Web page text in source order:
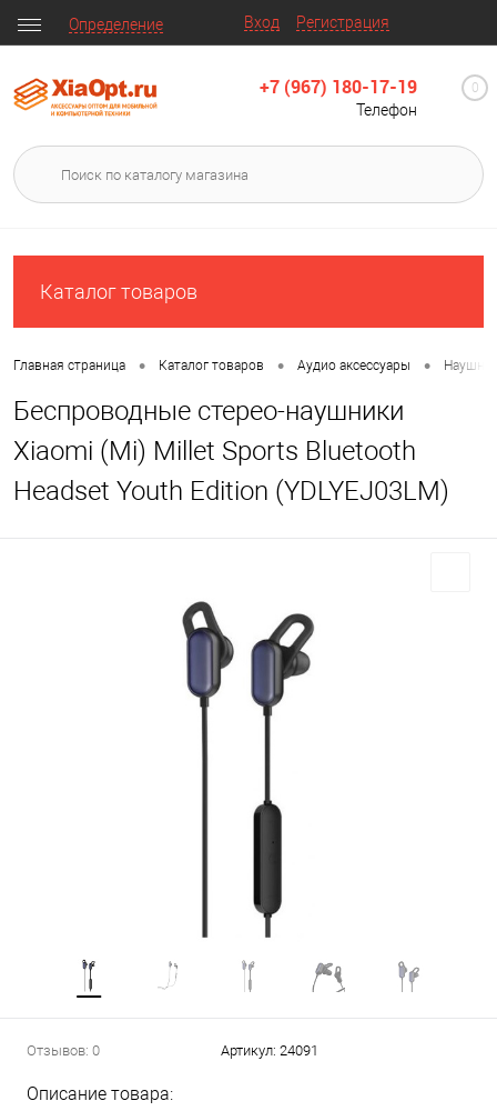
Вход Регистрация
Определение
+7 (967) 180-17-19
Телефон
0
Каталог товаров
Главная страница • Каталог товаров • Аудио аксессуары •
Беспроводные стерео-наушники
Xiaomi (Mi) Millet Sports Bluetooth
Headset Youth Edition (YDLYEJ03LM)
Отзывов: 0 Артикул: 24091
Описание товара: